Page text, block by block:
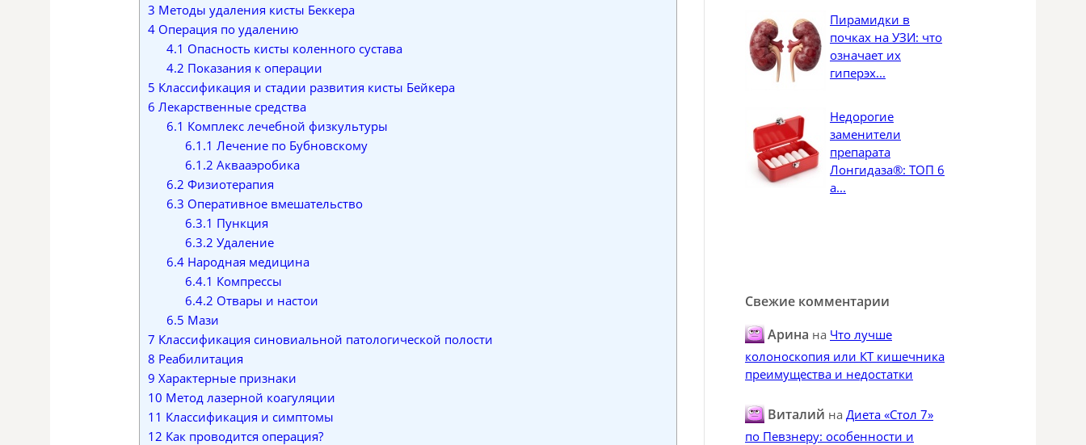
3 Методы удаления кисты Беккера
4 Операция по удалению
4.1 Опасность кисты коленного сустава
4.2 Показания к операции
5 Классификация и стадии развития кисты Бейкера
6 Лекарственные средства
6.1 Комплекс лечебной физкультуры
6.1.1 Лечение по Бубновскому
6.1.2 Аквааэробика
6.2 Физиотерапия
6.3 Оперативное вмешательство
6.3.1 Пункция
6.3.2 Удаление
6.4Народная медицина
6.4.1 Компрессы
6.4.2 Отвары и настои
6.5 Мази
7 Классификация синовиальной патологической полости
8 Реабилитация
9 Характерные признаки
10 Метод лазерной коагуляции
11 Классификация и симптомы
12 Как проводится операция?
Пирамидки в
почках на УЗИ: что
означает их
гиперэх...
Недорогие
заменители
препарата
Лонгидаза®: ТОП 6
а...
Свежие комментарии
Арина на Что лучше
колоноскопия или КТ кишечника
преимущества и недостатки
Виталий на Диета «Стол 7»
по Певзнеру: особенности и